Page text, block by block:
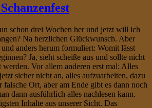
schon drei Wochen her und jetzt will ich
Na herzlichen Glückwunsch. Aber
anders herum formuliert: Womit lässt
Ja, sieht scheiße aus und sollte nicht
werden. Vor allem anderen erst mal: Alles
sicher nicht an, alles aufzuarbeiten, dazu
Ort, aber am Ende gibt es dann noch
dann ausführlich alles nachlesen kann.
Inhalte aus unserer Sicht. Das